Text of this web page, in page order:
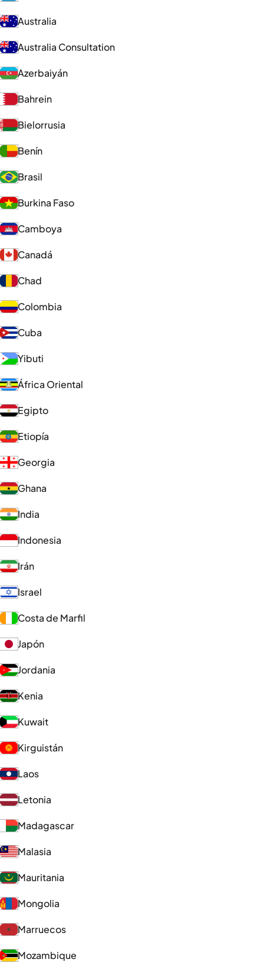
Australia
Australia Consultation
Azerbaiyán
Bahrein
Bielorrusia
Benín
Brasil
Burkina Faso
Camboya
Canadá
Chad
Colombia
Cuba
Yibuti
África Oriental
Egipto
Etiopía
Georgia
Ghana
India
Indonesia
Irán
Israel
Costa de Marfil
Japón
Jordania
Kenia
Kuwait
Kirguistán
Laos
Letonia
Madagascar
Malasia
Mauritania
Mongolia
Marruecos
Mozambique